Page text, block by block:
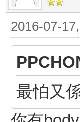
2016-07-
最怕又